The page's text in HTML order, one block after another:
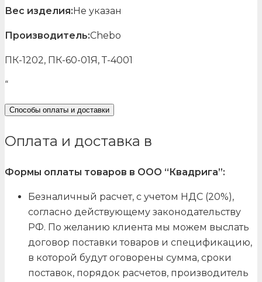
Вес изделия:Не указан
Производитель:Chebo
ПК-1202, ПК-60-01Я, Т-4001
“
Способы оплаты и доставки
Оплата и доставка в
Формы оплаты товаров в ООО “Квадрига”:
Безналичный расчет, с учетом НДС (20%),
согласно действующему законодательству
РФ. По желанию клиента мы можем выслать
договор поставки товаров и спецификацию,
в которой будут оговорены сумма, сроки
поставок, порядок расчетов, производитель